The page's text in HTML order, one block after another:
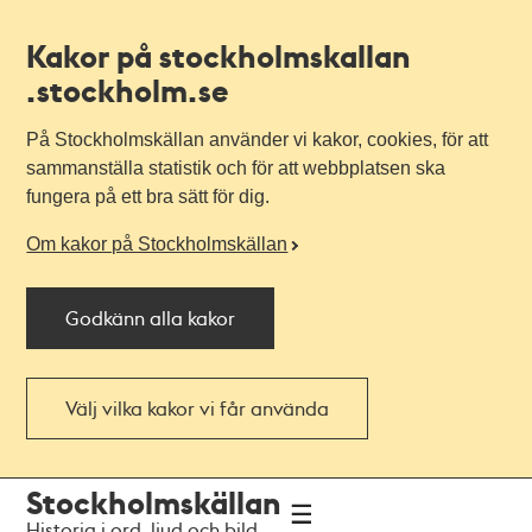
Kakor på stockholmskallan
.stockholm.se
På Stockholmskällan använder vi kakor, cookies, för att
sammanställa statistik och för att webbplatsen ska
fungera på ett bra sätt för dig.
Om kakor på Stockholmskällan
Godkänn alla kakor
Välj vilka kakor vi får använda
navigationen
huvudinnehållet
Stockholmskällan